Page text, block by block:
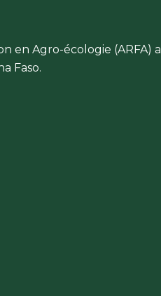
en Agro-écologie
Faso.